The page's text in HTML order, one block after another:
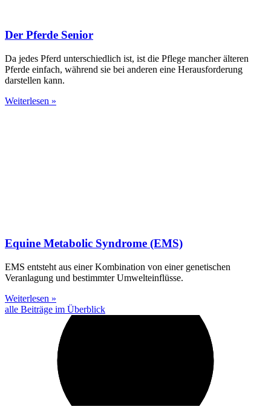
Der Pferde Senior
Da jedes Pferd unterschiedlich ist, ist die Pflege mancher älteren
Pferde einfach, während sie bei anderen eine Herausforderung
darstellen kann.
Weiterlesen »
Equine Metabolic Syndrome (EMS)
EMS entsteht aus einer Kombination von einer genetischen
Veranlagung und bestimmter Umwelteinflüsse.
Weiterlesen »
alle Beiträge im Überblick